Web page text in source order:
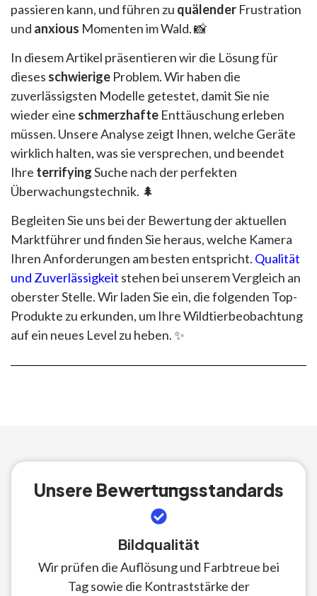
passieren kann, und führen zu quälender Frustration
und anxious Momenten im Wald. 📸
In diesem Artikel präsentieren wir die Lösung für
dieses schwierige Problem. Wir haben die
zuverlässigsten Modelle getestet, damit Sie nie
wieder eine schmerzhafte Enttäuschung erleben
müssen. Unsere Analyse zeigt Ihnen, welche Geräte
wirklich halten, was sie versprechen, und beendet
Ihre terrifyingSuche nach der perfekten
Überwachungstechnik. 🌲
Begleiten Sie uns bei der Bewertung der aktuellen
Marktführer und finden Sie heraus, welche Kamera
Ihren Anforderungen am besten entspricht. Qualität
und Zuverlässigkeit stehen bei unserem Vergleich an
oberster Stelle. Wir laden Sie ein, die folgenden Top-
Produkte zu erkunden, um Ihre Wildtierbeobachtung
auf ein neues Level zu heben. ✨
Unsere Bewertungsstandards
Bildqualität
Wir prüfen die Auflösung und Farbtreue bei
Tag sowie die Kontraststärke der